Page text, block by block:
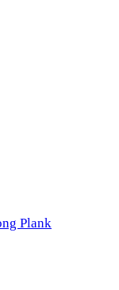
Plank